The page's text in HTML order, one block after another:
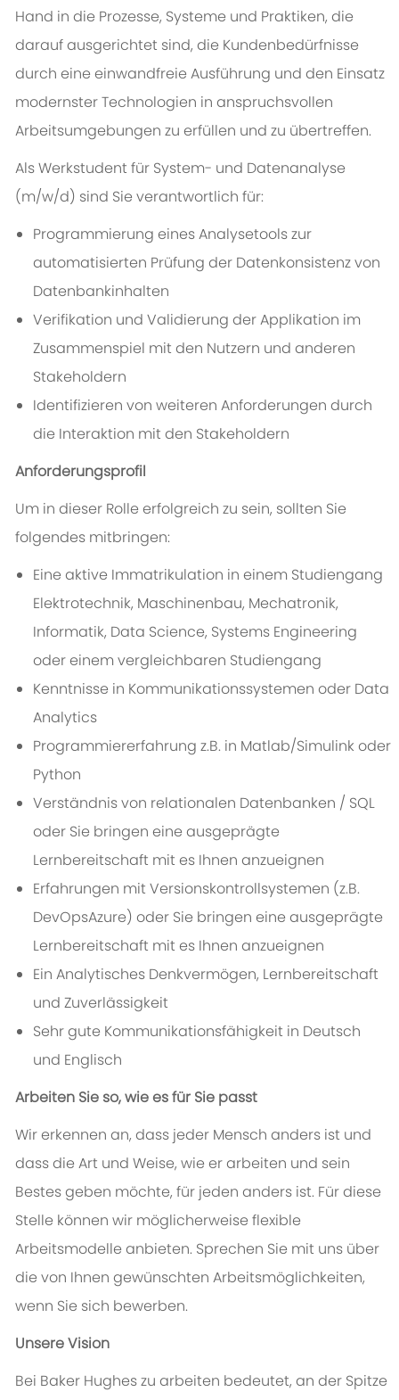
Hand in die Prozesse, Systeme und Praktiken, die
darauf ausgerichtet sind, die Kundenbedürfnisse
durch eine einwandfreie Ausführung und den Einsatz
modernster Technologien in anspruchsvollen
Arbeitsumgebungen zu erfüllen und zu übertreffen.
Als Werkstudent für System- und Datenanalyse
(m/w/d) sind Sie verantwortlich für:
Programmierung eines Analysetools zur
automatisierten Prüfung der Datenkonsistenz von
Datenbankinhalten
Verifikation und Validierung der Applikation im
Zusammenspiel mit den Nutzern und anderen
Stakeholdern
Identifizieren von weiteren Anforderungen durch
die Interaktion mit den Stakeholdern
Anforderungsprofil
Um in dieser Rolle erfolgreich zu sein, sollten Sie
folgendes mitbringen:
Eine aktive Immatrikulation in einem Studiengang
Elektrotechnik, Maschinenbau, Mechatronik,
Informatik, Data Science, Systems Engineering
oder einem vergleichbaren Studiengang
Kenntnisse in Kommunikationssystemen oder Data
Analytics
Programmiererfahrung z.B. in Matlab/Simulink oder
Python
Verständnis von relationalen Datenbanken / SQL
oder Sie bringen eine ausgeprägte
Lernbereitschaft mit es Ihnen anzueignen
Erfahrungen mit Versionskontrollsystemen (z.B.
DevOpsAzure) oder Sie bringen eine ausgeprägte
Lernbereitschaft mit es Ihnen anzueignen
Ein Analytisches Denkvermögen, Lernbereitschaft
und Zuverlässigkeit
Sehr gute Kommunikationsfähigkeit in Deutsch
und Englisch
Arbeiten Sie so, wie es für Sie passt
Wir erkennen an, dass jeder Mensch anders ist und
dass die Art und Weise, wie er arbeiten und sein
Bestes geben möchte, für jeden anders ist. Für diese
Stelle können wir möglicherweise flexible
Arbeitsmodelle anbieten. Sprechen Sie mit uns über
die von Ihnen gewünschten Arbeitsmöglichkeiten,
wenn Sie sich bewerben.
Unsere Vision
Bei Baker Hughes zu arbeiten bedeutet, an der Spitze